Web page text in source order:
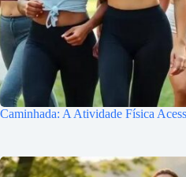
Caminhada: A Atividade Física